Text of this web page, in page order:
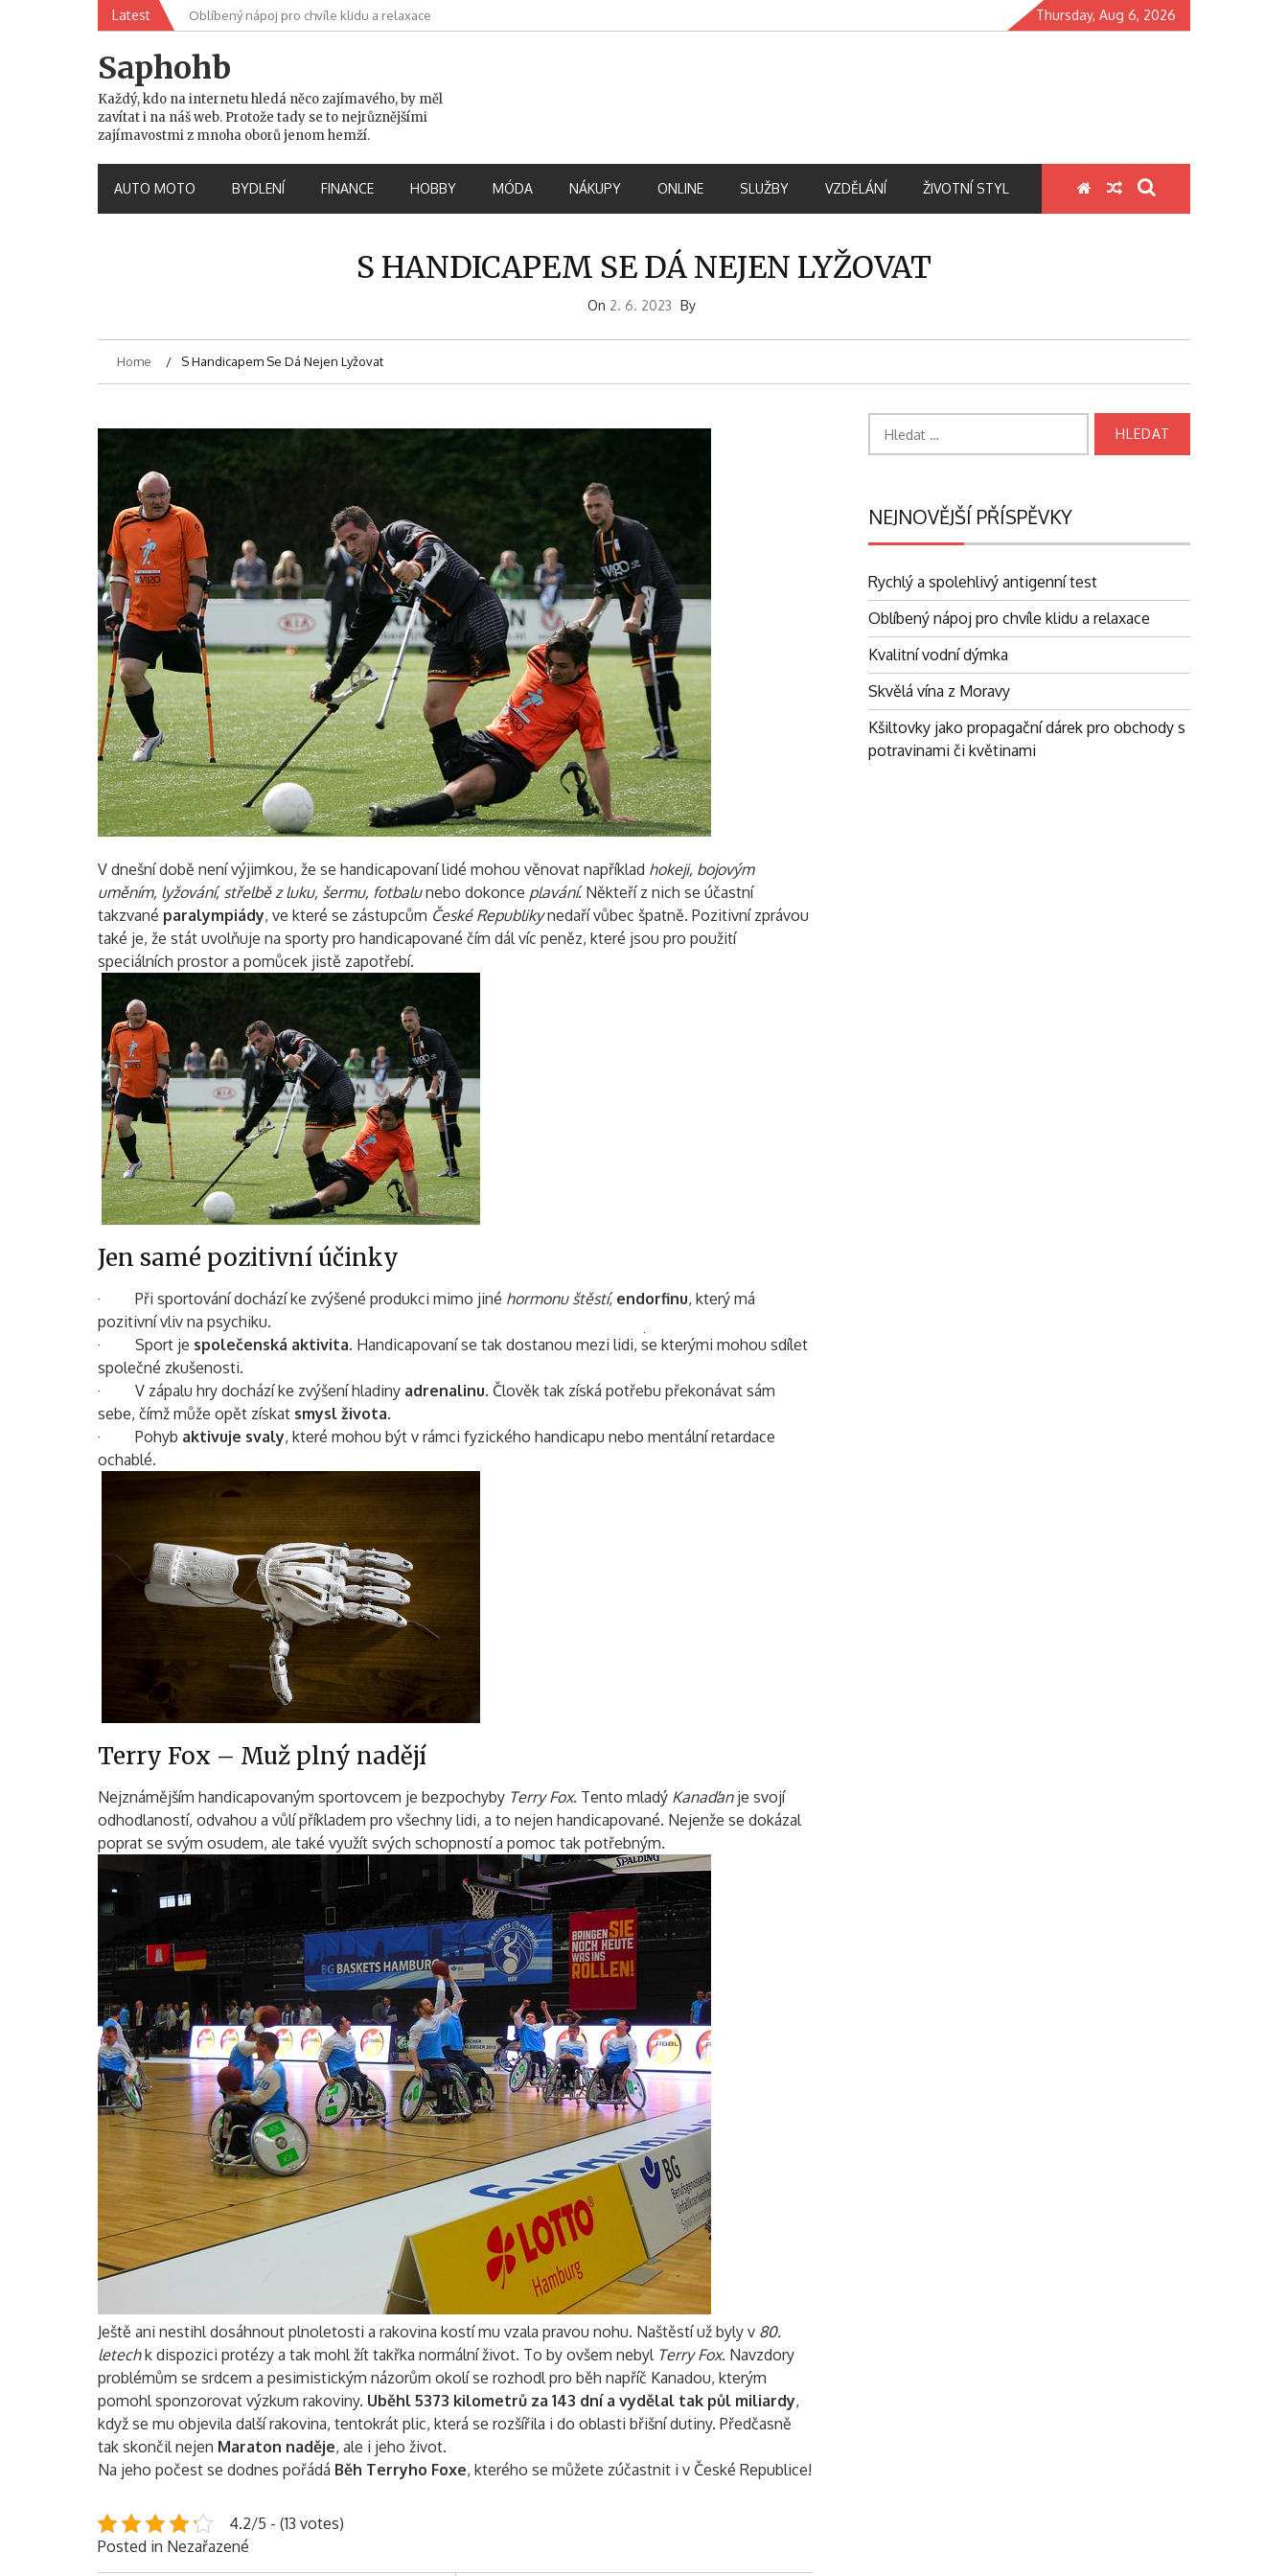
Latest Oblíbený nápoj pro chvíle klidu a relaxace Thursday, Aug 6, 2026
Saphohb
Každý, kdo na internetu hledá něco zajímavého, by měl
zavítat i na náš web. Protože tady se to nejrůznějšími
zajímavostmi z mnoha oborů jenom hemží.
AUTO MOTO BYDLENÍ FINANCE HOBBY MÓDA NÁKUPY ONLINE SLUŽBY VZDĚLÁNÍ ŽIVOTNÍ STYL
Vyhledávání
S HANDICAPEM SE DÁ NEJEN LYŽOVAT
On 2. 6. 2023 By
Home S Handicapem Se Dá Nejen Lyžovat
V dnešní době není výjimkou, že se handicapovaní lidé mohou věnovat například hokeji, bojovým
uměním, lyžování, střelbě z luku, šermu, fotbalunebo dokonce plavání. Někteří z nich se účastní
takzvané paralympiády, ve které se zástupcům České Republikynedaří vůbec špatně. Pozitivní zprávou
také je, že stát uvolňuje na sporty pro handicapované čím dál víc peněz, které jsou pro použití
speciálních prostor a pomůcek jistě zapotřebí.
Jen samé pozitivní účinky
· Při sportování dochází ke zvýšené produkci mimo jiné hormonu štěstí, endorfinu, který má
pozitivní vliv na psychiku.
· Sport je společenská aktivita. Handicapovaní se tak dostanou mezi lidi, se kterými mohou sdílet
společné zkušenosti.
· V zápalu hry dochází ke zvýšení hladiny adrenalinu. Člověk tak získá potřebu překonávat sám
sebe, čímž může opět získat smysl života.
· Pohyb aktivuje svaly, které mohou být v rámci fyzického handicapu nebo mentální retardace
ochablé.
Terry Fox – Muž plný nadějí
Nejznámějším handicapovaným sportovcem je bezpochyby Terry Fox. Tento mladý Kanaďanje svojí
odhodlaností, odvahou a vůlí příkladem pro všechny lidi, a to nejen handicapované. Nejenže se dokázal
poprat se svým osudem, ale také využít svých schopností a pomoc tak potřebným.
Ještě ani nestihl dosáhnout plnoletosti a rakovina kostí mu vzala pravou nohu. Naštěstí už byly v 80.
letechk dispozici protézy a tak mohl žít takřka normální život. To by ovšem nebyl Terry Fox. Navzdory
problémům se srdcem a pesimistickým názorům okolí se rozhodl pro běh napříč Kanadou, kterým
pomohl sponzorovat výzkum rakoviny. Uběhl 5373 kilometrů za 143 dní a vydělal tak půl miliardy,
když se mu objevila další rakovina, tentokrát plic, která se rozšířila i do oblasti břišní dutiny. Předčasně
tak skončil nejen Maraton naděje, ale i jeho život.
Na jeho počest se dodnes pořádá Běh Terryho Foxe, kterého se můžete zúčastnit i v České Republice!
4.2/5 - (13 votes)
Posted in Nezařazené
NEJNOVĚJŠÍ PŘÍSPĚVKY
Rychlý a spolehlivý antigenní test
Oblíbený nápoj pro chvíle klidu a relaxace
Kvalitní vodní dýmka
Skvělá vína z Moravy
Kšiltovky jako propagační dárek pro obchody s
potravinami či květinami